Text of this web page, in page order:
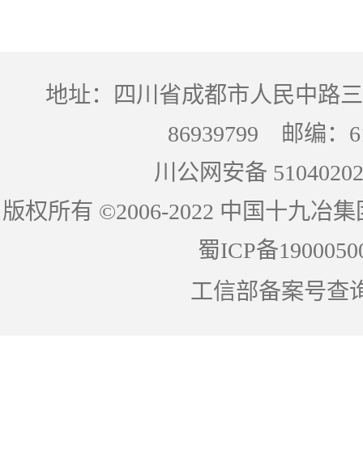
地址：四川省成都市人民中路
86939799 邮编
川公网安备
版权所有 ©2006-2022 中国十九冶
蜀ICP备
工信部备案号查